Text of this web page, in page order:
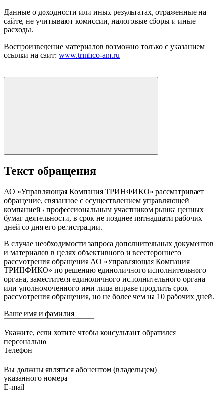
Данные о доходности или иных результатах, отраженные на
сайте, не учитывают комиссии, налоговые сборы и иные
расходы.
Воспроизведение материалов возможно только с указанием
ссылки на сайт: www.trinfico-аm.ru
Текст обращения
АО «Управляющая Компания ТРИНФИКО» рассматривает
обращение, связанное с осуществлением управляющей
компанией / профессиональным участником рынка ценных
бумаг деятельности, в срок не позднее пятнадцати рабочих
дней со дня его регистрации.
В случае необходимости запроса дополнительных документов
и материалов в целях объективного и всестороннего
рассмотрения обращения АО «Управляющая Компания
ТРИНФИКО» по решению единоличного исполнительного
органа, заместителя единоличного исполнительного органа
или уполномоченного ими лица вправе продлить срок
рассмотрения обращения, но не более чем на 10 рабочих дней.
Ваше имя и фамилия
Укажите, если хотите чтобы консультант обратился
персонально
Телефон
Вы должны являться абонентом (владельцем)
указанного номера
E-mail